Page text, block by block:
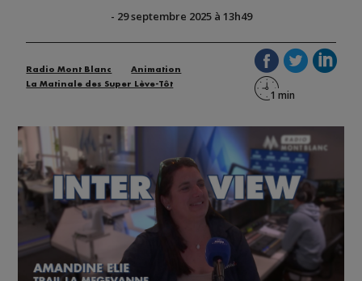
- 29 septembre 2025 à 13h49
Radio Mont Blanc
Animation
La Matinale des Super Lève-Tôt